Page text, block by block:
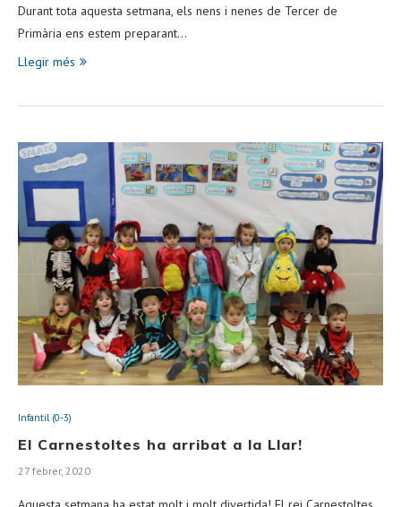
Durant tota aquesta setmana, els nens i nenes de Tercer de
Primària ens estem preparant…
Llegir més
Infantil (0-3)
El Carnestoltes ha arribat a la Llar!
27 febrer, 2020